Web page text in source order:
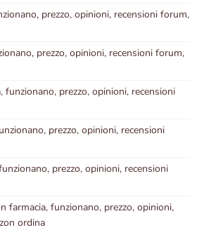
prezzo, opinioni, recensioni forum,
prezzo, opinioni, recensioni forum,
funzionano, prezzo, opinioni, recensioni
prezzo, opinioni, recensioni
prezzo, opinioni, recensioni
farmacia, funzionano, prezzo, opinioni,
ordina